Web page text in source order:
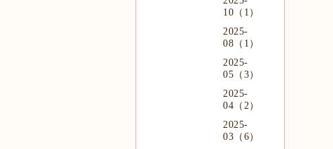
10（1）
2025-
08（1）
2025-
05（3）
2025-
04（2）
2025-
03（6）